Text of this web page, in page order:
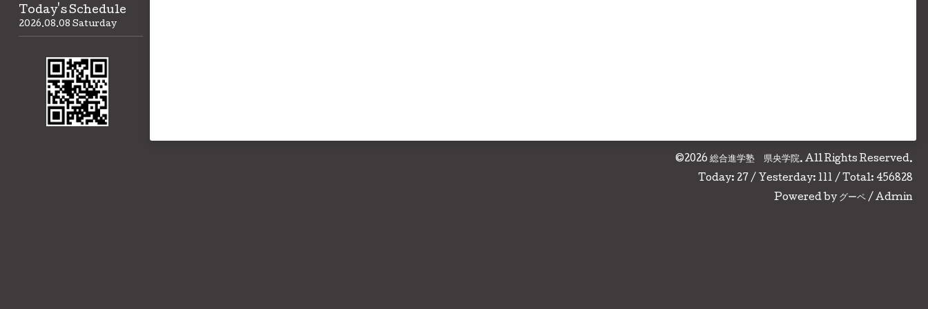
©2026 総合進学塾 県央学院. All Rights Reserved.
Today: 27 / Yesterday: 111 / Total: 456828
Powered by グーペ / Admin
Today's Schedule
2026.08.08 Saturday